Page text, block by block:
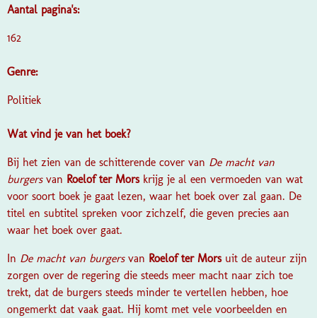
Aantal pagina's:
162
Genre:
Politiek
Wat vind je van het boek?
Bij het zien van de schitterende cover van De macht van
burgersvan Roelof ter Mors krijg je al een vermoeden van wat
voor soort boek je gaat lezen, waar het boek over zal gaan. De
titel en subtitel spreken voor zichzelf, die geven precies aan
waar het boek over gaat.
In De macht van burgers van Roelof ter Mors uit de auteur zijn
zorgen over de regering die steeds meer macht naar zich toe
trekt, dat de burgers steeds minder te vertellen hebben, hoe
ongemerkt dat vaak gaat. Hij komt met vele voorbeelden en